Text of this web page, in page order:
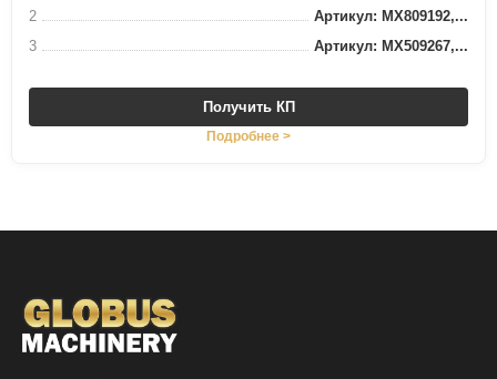
2
Артикул: MX809192,...
3
Артикул: MX509267,...
Получить КП
Подробнее >